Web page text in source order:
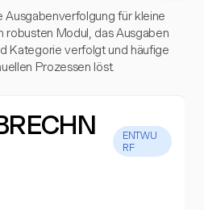
Ausgabenverfolgung für kleine
robusten Modul, das Ausgaben
Kategorie verfolgt und häufige
Prozessen löst.
ENTWU
RF